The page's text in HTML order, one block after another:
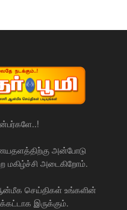
அன்போடு
மகிழ்ச்சி அடைகிறோம்.
செய்திகள் உங்களின்
இருக்கும்.